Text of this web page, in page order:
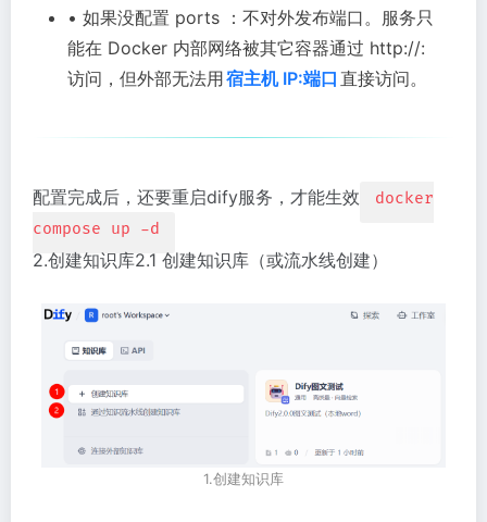
• 如果没配置 ports ：不对外发布端口。服务只
能在 Docker 内部网络被其它容器通过 http://:
访问，但外部无法用宿主机 IP:端口 直接访问。
配置完成后，还要重启dify服务，才能生效
docker
compose up -d
2.创建知识库2.1 创建知识库（或流水线创建）
1.创建知识库